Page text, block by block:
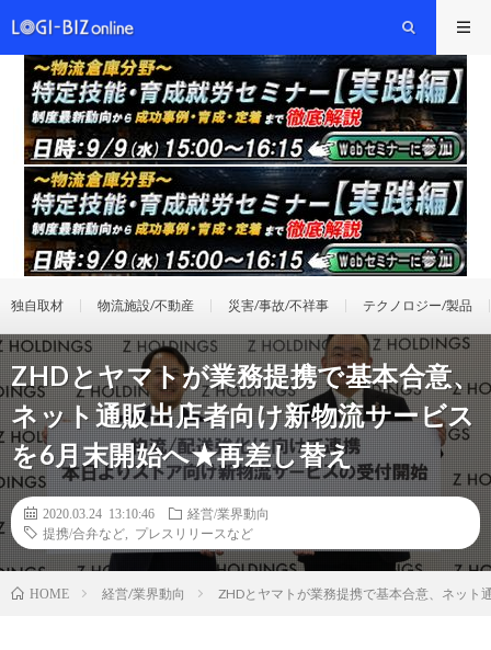
独自取材 物流施設/不動産 災害/事故/不祥事 テクノロジー/製品
ZHDとヤマトが業務提携で基本合意、
ネット通販出店者向け新物流サービス
を6月末開始へ★再差し替え
2020.03.24 13:10:46
経営/業界動向
提携/合弁など
プレスリリースなど
HOME 経営/業界動向 ZHDとヤマトが業務提携で基本合意、ネッ